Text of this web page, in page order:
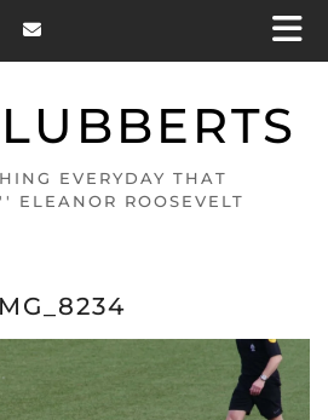
EVERYDAY THAT
ELEANOR ROOSEVELT